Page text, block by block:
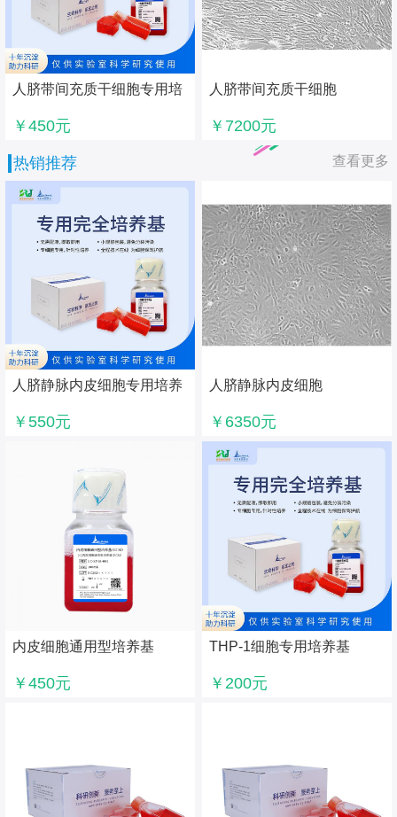
人脐带间充质干细胞
￥7200元
人脐带间充质干细胞专用培
￥450元
热销推荐 查看更多
人脐静脉内皮细胞
￥6350元
人脐静脉内皮细胞专用培养
￥550元
THP-1细胞专用培养基
￥200元
内皮细胞通用型培养基
￥450元